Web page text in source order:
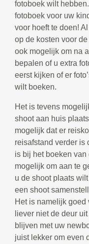
fotoboek wilt
fotoboek voor uw
voor hoeft te doen!
op de kosten voor
ook mogelijk om na
bepalen of u extra
eerst kijken of er
wilt boeken.
Het is tevens
shoot aan huis
mogelijk dat er
reisafstand verder is
is bij het boeken van
mogelijk om aan te
u de shoot plaats
een shoot
Het is namelijk goed
liever niet de deur
blijven met uw
juist lekker om even